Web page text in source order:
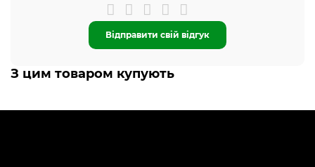
Відправити свій відгук
З цим товаром купують